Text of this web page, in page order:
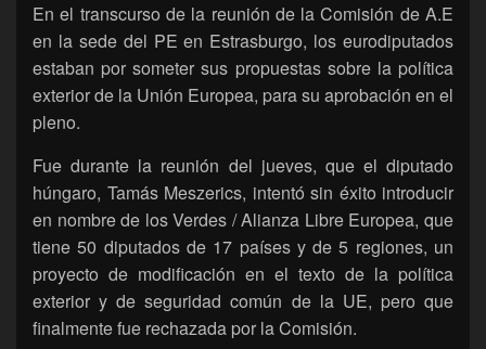
En el transcurso de la reunión de la Comisión de A.E
en la sede del PE en Estrasburgo, los eurodiputados
estaban por someter sus propuestas sobre la política
exterior de la Unión Europea, para su aprobación en el
pleno.
Fue durante la reunión del jueves, que el diputado
húngaro, Tamás Meszerics, intentó sin éxito introducir
en nombre de los Verdes / Alianza Libre Europea, que
tiene 50 diputados de 17 países y de 5 regiones, un
proyecto de modificación en el texto de la política
exterior y de seguridad común de la UE, pero que
finalmente fue rechazada por la Comisión.